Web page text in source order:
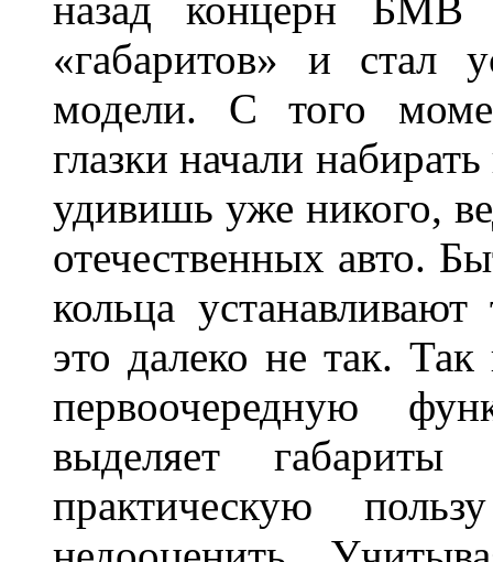
«габаритов» и стал
модели. С того
глазки начали
удивишь уже никого,
отечественных авто.
кольца
это далеко не так. Так
первоочередную
выделяет
практическую